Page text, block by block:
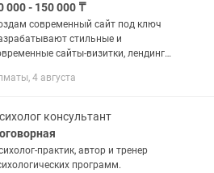
000 - 150 000 ₸
современный сайт под ключ
стильные и
сайты-визитки, лендинги
сайты для бизнеса.
4 августа
консультант
практик, автор и тренер
программ.